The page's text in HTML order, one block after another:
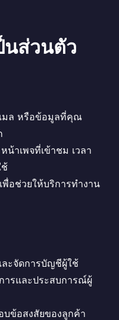
นส่วนตัว
มล หรือข้อมูลที่คุณ
น้าเพจที่เข้าชม เวลา
อช่วยให้บริการทำงาน
ะจัดการบัญชีผู้ใช้
รและประสบการณ์ผู้
ข้อสงสัยของลูกค้า